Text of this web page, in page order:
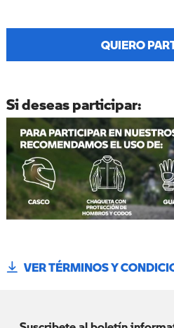
QUIERO
Si deseas participar:
VER TÉRMINOS Y